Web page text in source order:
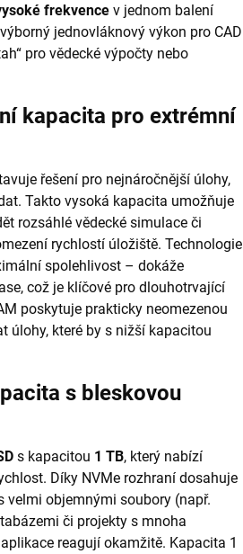
frekvence v jednom balení
jednovláknový výkon pro CAD
pro vědecké výpočty nebo
kapacita pro extrémní
řešení pro nejnáročnější úlohy,
Takto vysoká kapacita umožňuje
rozsáhlé vědecké simulace či
rychlostí úložiště. Technologie
spolehlivost – dokáže
což je klíčové pro dlouhotrvající
poskytuje prakticky neomezenou
úlohy, které by s nižší kapacitou
s bleskovou
s kapacitou 1 TB, který nabízí
Díky NVMe rozhraní dosahuje
velmi objemnými soubory (např.
či projekty s mnoha
reagují okamžitě. Kapacita 1